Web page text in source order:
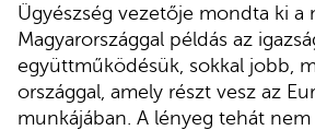
Ügyészség vezetője mondta ki a
Magyarországgal példás az
együttműködésük, sokkal jobb,
országgal, amely részt vesz az
munkájában. A lényeg tehát nem